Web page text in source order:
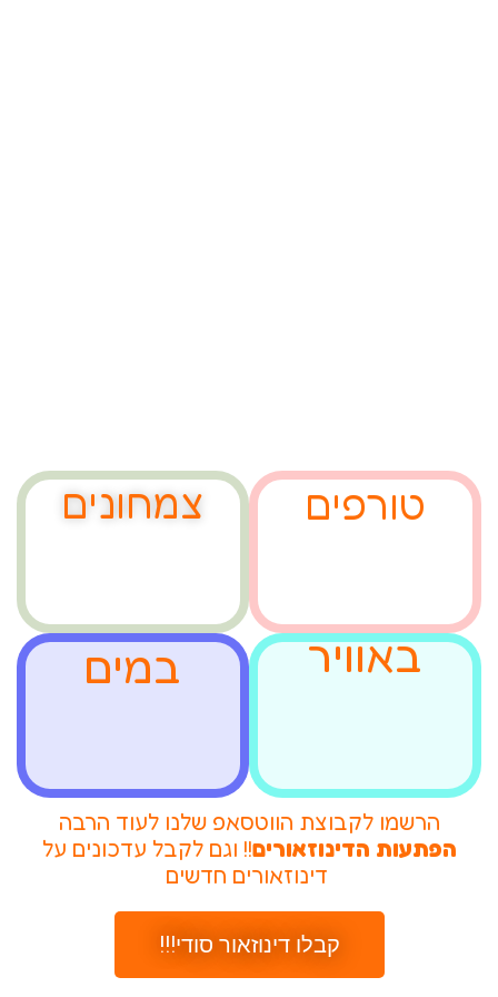
צמחונים טורפים
במים באוויר
הרשמו לקבוצת הווטסאפ שלנו לעוד הרבה
הפתעות הדינוזאורים!! וגם לקבל עדכונים על
!!!קבלו דינוזאור סודי